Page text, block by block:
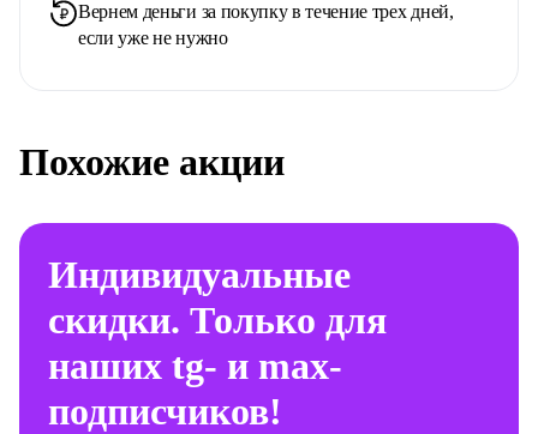
Вернем деньги за покупку в течение трех дней,
если уже не нужно
Похожие акции
Индивидуальные
скидки. Только для
наших tg- и max-
подписчиков!